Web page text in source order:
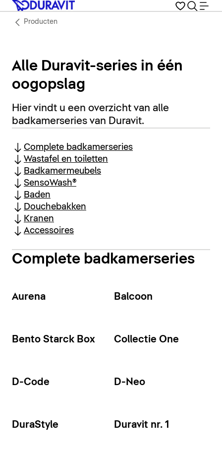
Producten
Alle Duravit-series in één
oogopslag
Hier vindt u een overzicht van alle
badkamerseries van Duravit.
Complete badkamerseries
Wastafel en toiletten
Badkamermeubels
SensoWash®
Baden
Douchebakken
Kranen
Accessoires
Complete badkamerseries
Aurena Balcoon
Bento Starck Box Collectie One
D-Code D-Neo
DuraStyle Duravit nr. 1